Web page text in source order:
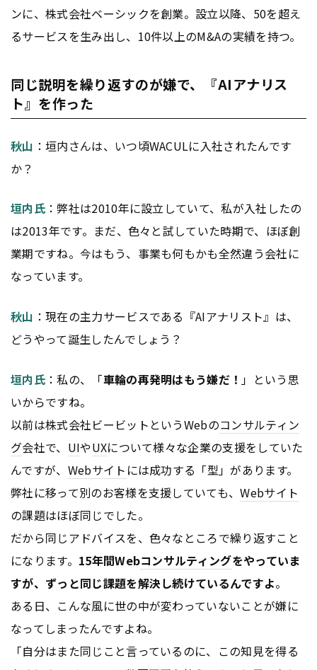
ンに、株式会社ベーシックを創業。設立以降、50を超え
るサービスを生み出し、10件以上のM&Aの実績を持つ。
同じ説明を繰り返すのが嫌で、『AIアナリス
ト』を作った
秋山 ：垣内さんは、いつ頃WACULに入社されたんです
か？
垣内氏：弊社は2010年に設立していて、私が入社したの
は2013年です。まだ、色々と試していた時期で、ほぼ創
業期ですね。今はもう、事業も何もかも全然違う会社に
なっています。
秋山 ：現在の主力サービスである『AIアナリスト』は、
どうやって誕生したんでしょう？
垣内氏：私の、「車輪の再発明はもう嫌だ！ 」という思
いからですね。
以前は株式会社ビービットというWebのコンサルティン
グ会社で、 UIやUXについて様々な企業の支援をしていた
んですが、 Webサイト には成功する「型」があります。
弊社に移って別のお客様を支援していても、Webサイト
の課題はほぼ同じでした。
だから同じアドバイスを、色々なところで繰り返すこと
になります。 15年間Webコンサルティングをやっていま
すが、ずっと同じ課題を解決し続けているんですよ。
ある日、こんな風に世の中が変わっていないことが嫌に
なってしまったんですよね。
「自分はまた同じこと言っているのに、この知見を得る